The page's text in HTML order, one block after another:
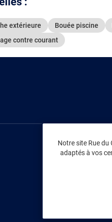
extérieure Bouée piscine
contre courant
Notre site Rue
adaptés à vos
NOUS
Vendez